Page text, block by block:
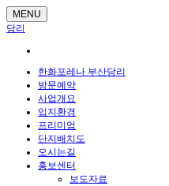
MENU
당리
한화포레나 부산당리
방문예약
사업개요
입지환경
프리미엄
단지배치도
오시는길
홍보센터
보도자료